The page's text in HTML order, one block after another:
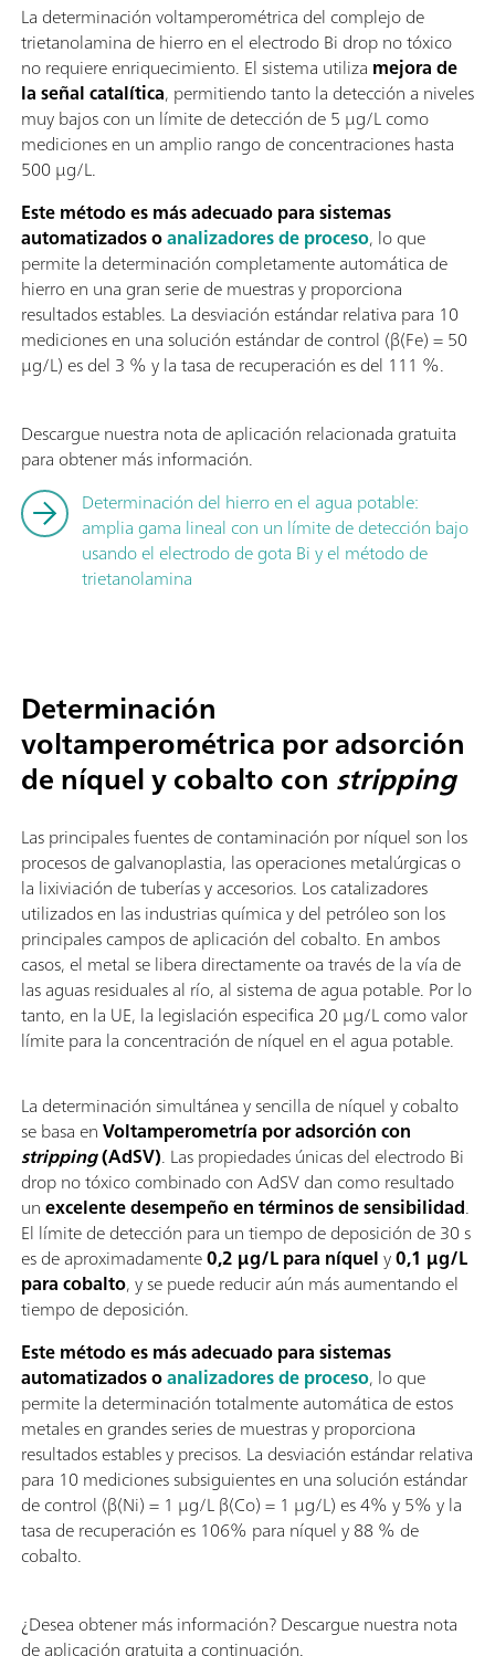
La determinación voltamperométrica del complejo de
trietanolamina de hierro en el electrodo Bi drop no tóxico
no requiere enriquecimiento. El sistema utiliza mejora de
la señal catalítica, permitiendo tanto la detección a niveles
muy bajos con un límite de detección de 5 µg/L como
mediciones en un amplio rango de concentraciones hasta
500 µg/L.
Este método es más adecuado para sistemas
automatizados oanalizadores de proceso, lo que
permite la determinación completamente automática de
hierro en una gran serie de muestras y proporciona
resultados estables. La desviación estándar relativa para 10
mediciones en una solución estándar de control (β(Fe) = 50
µg/L) es del 3 % y la tasa de recuperación es del 111 %.
Descargue nuestra nota de aplicación relacionada gratuita
para obtener más información.
Determinación del hierro en el agua potable:
amplia gama lineal con un límite de detección bajo
usando el electrodo de gota Bi y el método de
trietanolamina
Determinación
voltamperométrica por adsorción
de níquel y cobalto con stripping
Las principales fuentes de contaminación por níquel son los
procesos de galvanoplastia, las operaciones metalúrgicas o
la lixiviación de tuberías y accesorios. Los catalizadores
utilizados en las industrias química y del petróleo son los
principales campos de aplicación del cobalto. En ambos
casos, el metal se libera directamente oa través de la vía de
las aguas residuales al río, al sistema de agua potable. Por lo
tanto, en la UE, la legislación especifica 20 µg/L como valor
límite para la concentración de níquel en el agua potable.
La determinación simultánea y sencilla de níquel y cobalto
se basa enVoltamperometría por adsorción con
stripping(AdSV). Las propiedades únicas del electrodo Bi
drop no tóxico combinado con AdSV dan como resultado
unexcelente desempeño en términos de sensibilidad.
El límite de detección para un tiempo de deposición de 30 s
es de aproximadamente0,2 µg/L para níquely0,1 µg/L
para cobalto, y se puede reducir aún más aumentando el
tiempo de deposición.
Este método es más adecuado para sistemas
automatizados oanalizadores de proceso, lo que
permite la determinación totalmente automática de estos
metales en grandes series de muestras y proporciona
resultados estables y precisos. La desviación estándar relativa
para 10 mediciones subsiguientes en una solución estándar
de control (β(Ni) = 1 µg/L β(Co) = 1 µg/L) es 4% y 5% y la
tasa de recuperación es 106% para níquel y 88 % de
cobalto.
¿Desea obtener más información? Descargue nuestra nota
de aplicación gratuita a continuación.